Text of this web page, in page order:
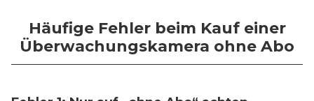
Häufige Fehler beim Kauf einer
Überwachungskamera ohne Abo